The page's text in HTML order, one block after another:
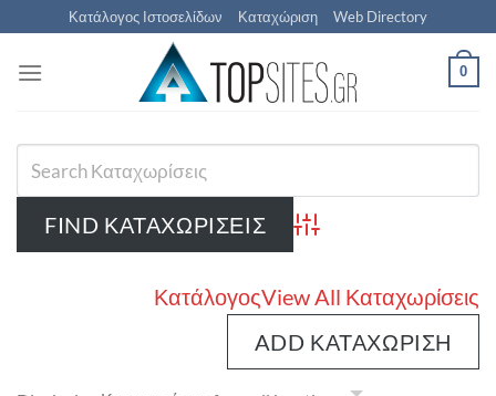
Μετάβαση
στο
περιεχόμενο
Κατάλογος Ιστοσελίδων Καταχώριση Web Directory
0
Advanced Search
ΚατάλογοςView All Καταχωρίσεις
ADD ΚΑΤΑΧΏΡΙΣΗ